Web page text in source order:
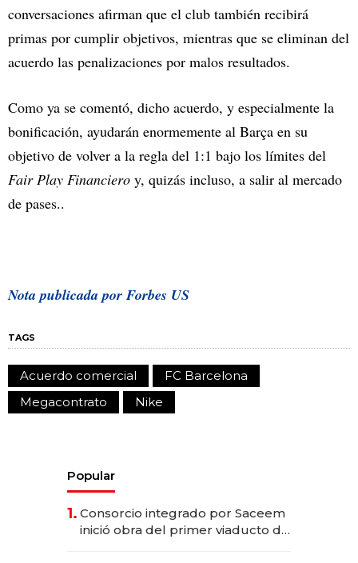
conversaciones afirman que el club también recibirá
primas por cumplir objetivos, mientras que se eliminan del
acuerdo las penalizaciones por malos resultados.
Como ya se comentó, dicho acuerdo, y especialmente la
bonificación, ayudarán enormemente al Barça en su
objetivo de volver a la regla del 1:1 bajo los límites del
Fair Play Financiero y, quizás incluso, a salir al mercado
de pases..
Nota publicada por Forbes US
TAGS
Acuerdo comercial
FC Barcelona
Megacontrato
Nike
Popular
1. Consorcio integrado por Saceem
inició obra del primer viaducto de